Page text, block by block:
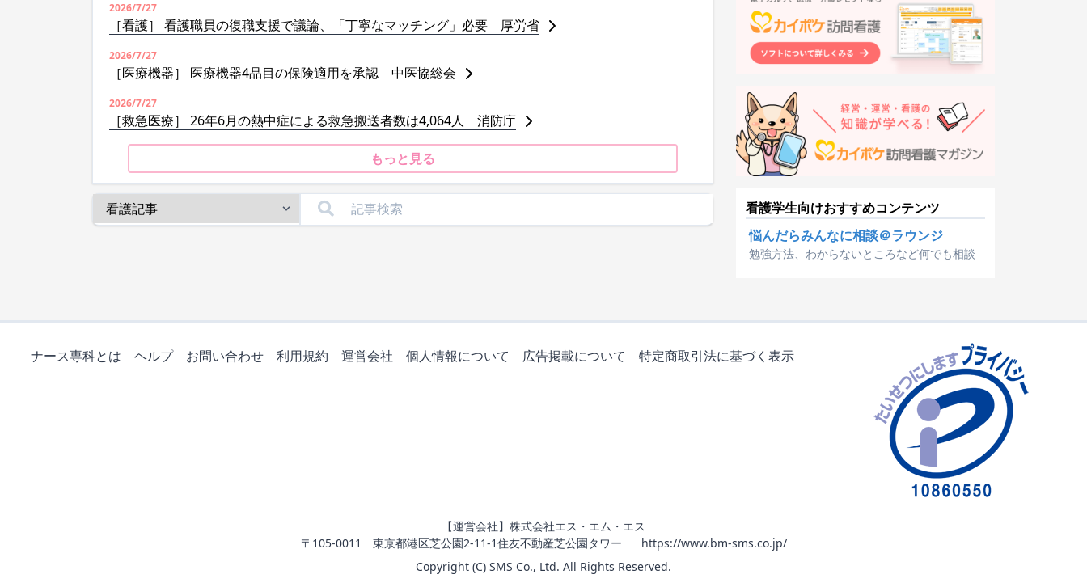
2026/7/27
［看護］ 看護職員の復職支援で議論、「丁寧なマッチング」必要 厚労省
2026/7/27
［医療機器］ 医療機器4品目の保険適用を承認 中医協総会
2026/7/27
［救急医療］ 26年6月の熱中症による救急搬送者数は4,064人 消防庁
もっと見る
看護学生向けおすすめコンテンツ
悩んだらみんなに相談＠ラウンジ
勉強方法、わからないところなど何でも相談
ナース専科とは ヘルプ お問い合わせ 利用規約 運営会社 個人情報について 広告掲載について 特定商取引法に基づく表示
【運営会社】株式会社エス・エム・エス
〒105-0011 東京都港区芝公園2-11-1住友不動産芝公園タワー
https://www.bm-sms.co.jp/
Copyright (C) SMS Co., Ltd. All Rights Reserved.